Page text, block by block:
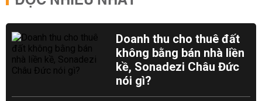
Doanh thu cho thuê đất
không bằng bán nhà liền
kề, Sonadezi Châu Đức
nói gì?